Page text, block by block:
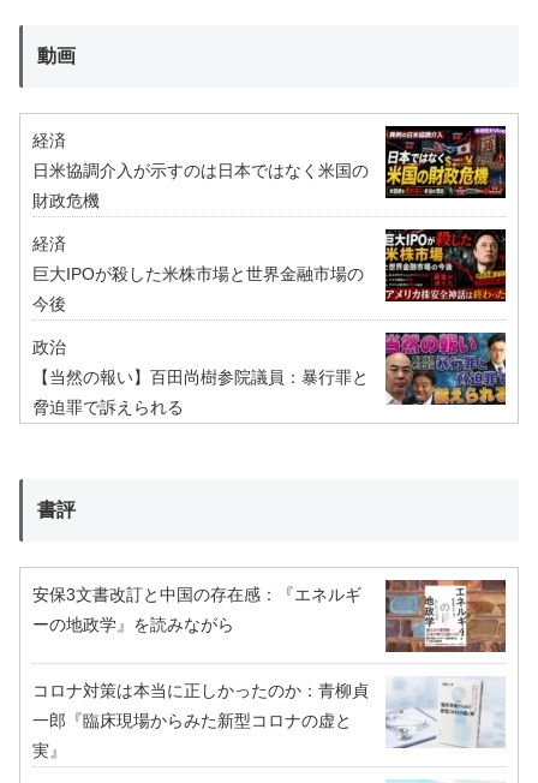
動画
経済
日米協調介入が示すのは日本ではなく米国の
財政危機
経済
巨大IPOが殺した米株市場と世界金融市場の
今後
政治
【当然の報い】百田尚樹参院議員：暴行罪と
脅迫罪で訴えられる
書評
安保3文書改訂と中国の存在感：『エネルギ
ーの地政学』を読みながら
コロナ対策は本当に正しかったのか：青柳貞
一郎『臨床現場からみた新型コロナの虚と
実』